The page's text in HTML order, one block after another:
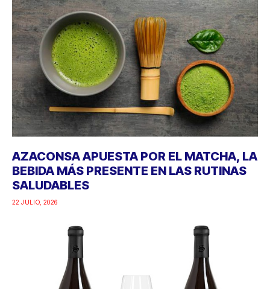
AZACONSA APUESTA POR EL MATCHA, LA
BEBIDA MÁS PRESENTE EN LAS RUTINAS
SALUDABLES
22 JULIO, 2026